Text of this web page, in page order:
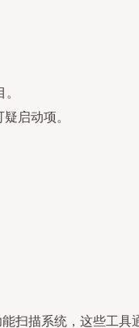
启动项。
扫描系统，这些工具